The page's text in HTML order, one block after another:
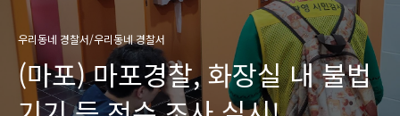
우리동네 경찰서/우리동네 경찰서
(마포) 마포경찰, 화장실 내 불법